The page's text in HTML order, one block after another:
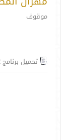
موقوف
تحميل برنامج kaspersky 2012 مع الشرح الكامل